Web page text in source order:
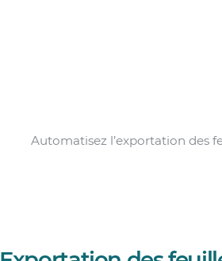
Automatisez l’exportation des